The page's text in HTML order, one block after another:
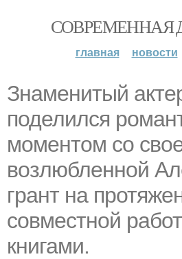
СОВРЕМЕННАЯ
главная новости
Знаменитый
поделился
моментом со
возлюбленной
грант на
совместной
книгами.